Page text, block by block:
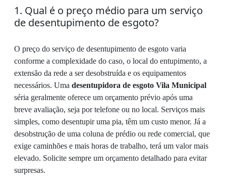
1. Qual é o preço médio para um serviço
de desentupimento de esgoto?
O preço do serviço de desentupimento de esgoto varia
conforme a complexidade do caso, o local do entupimento, a
extensão da rede a ser desobstruída e os equipamentos
necessários. Uma desentupidora de esgoto Vila Municipal
séria geralmente oferece um orçamento prévio após uma
breve avaliação, seja por telefone ou no local. Serviços mais
simples, como desentupir uma pia, têm um custo menor. Já a
desobstrução de uma coluna de prédio ou rede comercial, que
exige caminhões e mais horas de trabalho, terá um valor mais
elevado. Solicite sempre um orçamento detalhado para evitar
surpresas.